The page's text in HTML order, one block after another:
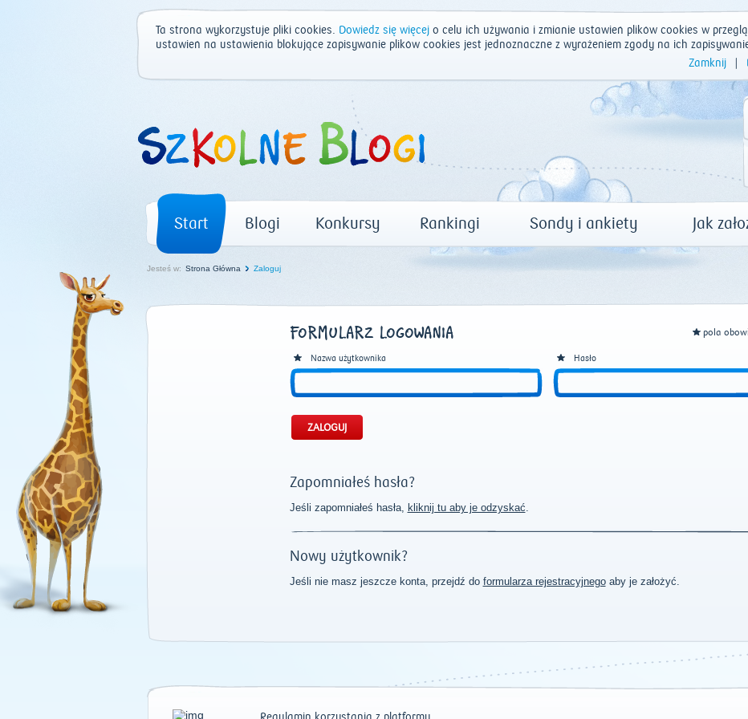
Ta strona wykorzystuje pliki cookies. Dowiedz się więcejo celu ich używania i zmianie ustawień plików cookies w
ustawień na ustawienia blokujące zapisywanie plików cookies jest jednoznaczne z wyrażeniem zgody na ich
Zamknij
Start Blogi Konkursy Rankingi Sondy i ankiety Jak
Jesteś w: Strona Główna Zaloguj
pola
FORMULARZ LOGOWANIA
Nazwa użytkownika Hasło
Zapomniałeś hasła?
Jeśli zapomniałeś hasła, kliknij tu aby je odzyskać.
Nowy użytkownik?
Jeśli nie masz jeszcze konta, przejdź do formularza rejestracyjnegoaby je założyć.